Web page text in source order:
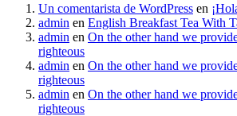
Un comentarista de WordPress en
admin en English Breakfast Tea With
admin en On the other hand we
righteous
admin en On the other hand we
righteous
admin en On the other hand we
righteous